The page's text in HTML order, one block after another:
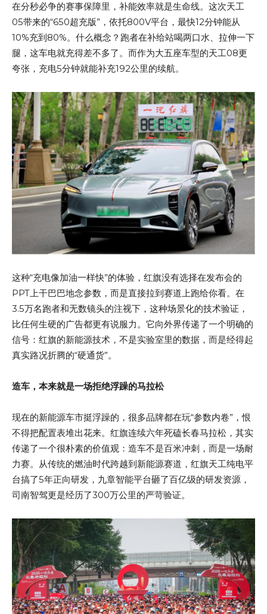
在分秒必争的赛事保障里，补能效率就是生命线。这次天工
05带来的“650超充版”，依托800V平台，最快12分钟能从
10%充到80%。什么概念？跑者在补给站喝两口水、拉伸一下
腿，这车电就充得差不多了。而作为大五座车型的天工08更
夸张，充电5分钟就能补充192公里的续航。
这种“充电像加油一样快”的体验，红旗没有选择在发布会的
PPT上干巴巴地念参数，而是直接拉到赛道上跑给你看。在
3.5万名跑者和无数镜头的注视下，这种场景化的技术验证，
比任何生硬的广告都更有说服力。它向外界传递了一个明确的
信号：红旗的新能源技术，不是实验室里的数据，而是经得起
真实路况折腾的“硬通货”。
造车，本来就是一场拒绝浮躁的马拉松
现在的新能源车市挺浮躁的，很多品牌都在玩“参数内卷”，恨
不得把配置表堆出花来。红旗连续六年死磕长春马拉松，其实
传递了一个很朴素的价值观：造车不是百米冲刺，而是一场耐
力赛。从传统的燃油时代跨越到新能源赛道，红旗天工纯电平
台搞了5年正向研发，九章智能平台砸了百亿级的研发资源，
司南智驾更是经历了300万公里的严苛验证。